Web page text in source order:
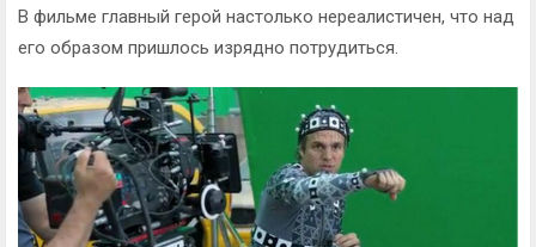
В фильме главный герой настолько нереалистичен, что над
его образом пришлось изрядно потрудиться.